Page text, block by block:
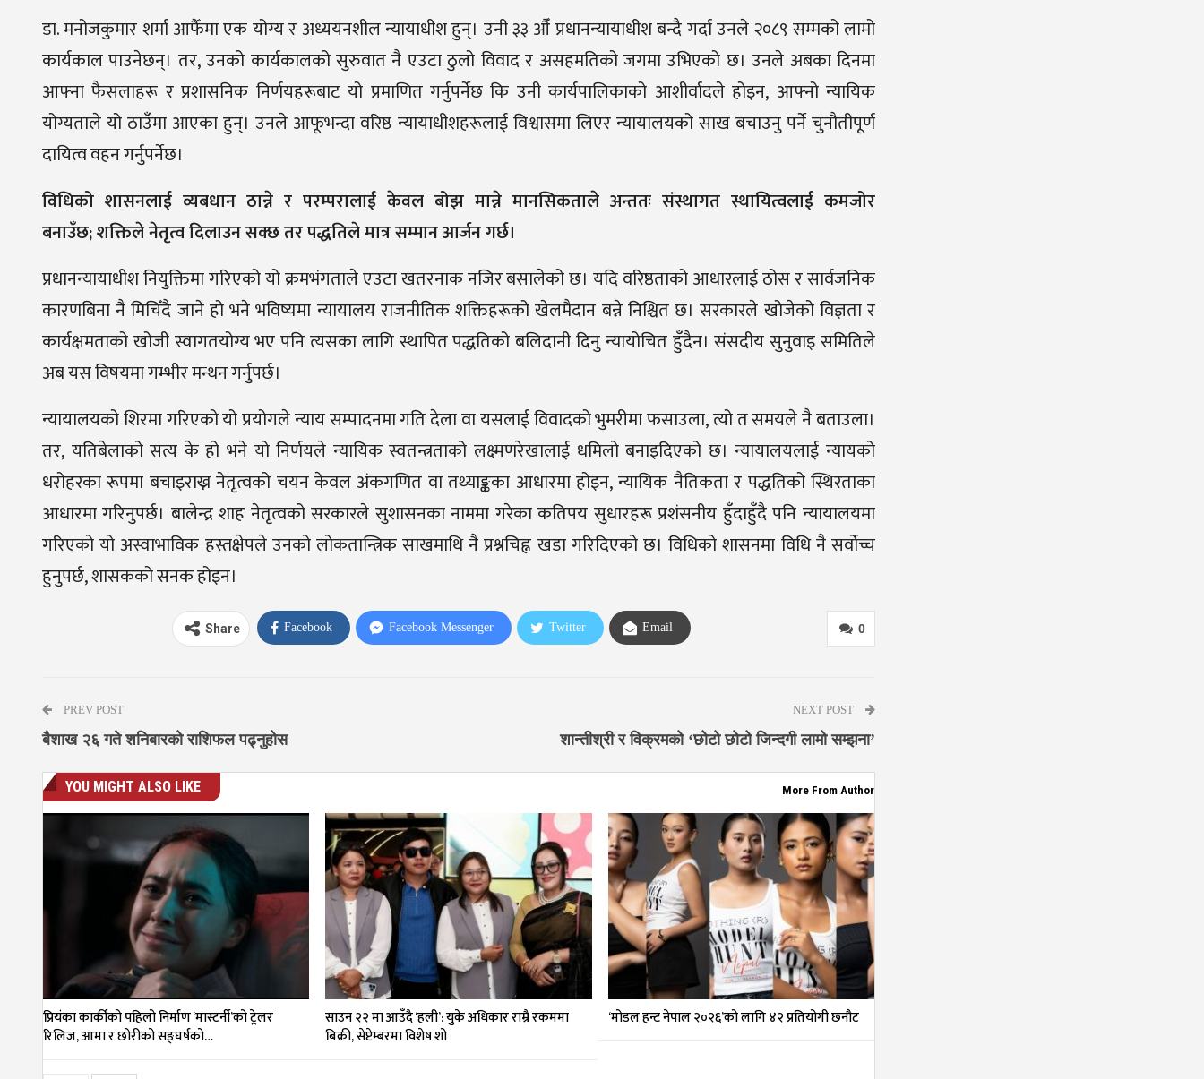
डा. मनोजकुमार शर्मा आफैँमा एक योग्य र अध्ययनशील न्यायाधीश हुन्। उनी ३३ औँ प्रधानन्यायाधीश बन्दै गर्दा उनले २०८९ सम्मको लामो
कार्यकाल पाउनेछन्। तर,उनको कार्यकालको सुरुवात नै एउटा ठुलो विवाद र असहमतिको जगमा उभिएको छ। उनले अबका दिनमा
आफ्ना फैसलाहरू र प्रशासनिक निर्णयहरूबाट यो प्रमाणित गर्नुपर्नेछ कि उनी कार्यपालिकाको आशीर्वादले होइन, आफ्नो न्यायिक
योग्यताले यो ठाउँमा आएका हुन्। उनले आफूभन्दा वरिष्ठ न्यायाधीशहरूलाई विश्वासमा लिएर न्यायालयको साख बचाउनु पर्ने चुनौतीपूर्ण
दायित्व वहन गर्नुपर्नेछ।
विधिको शासनलाई व्यबधान ठान्ने र परम्परालाई केवल बोझ मान्ने मानसिकताले अन्ततः संस्थागत स्थायित्वलाई कमजोर
बनाउँछ;शक्तिले नेतृत्व दिलाउन सक्छ तर पद्धतिले मात्र सम्मान आर्जन गर्छ।
प्रधानन्यायाधीश नियुक्तिमा गरिएको यो क्रमभंगताले एउटा खतरनाक नजिर बसालेको छ। यदि वरिष्ठताको आधारलाई ठोस र सार्वजनिक
कारणबिना नै मिचिँदै जाने हो भने भविष्यमा न्यायालय राजनीतिक शक्तिहरूको खेलमैदान बन्ने निश्चित छ। सरकारले खोजेको विज्ञता र
कार्यक्षमताको खोजी स्वागतयोग्य भए पनि त्यसका लागि स्थापित पद्धतिको बलिदानी दिनु न्यायोचित हुँदैन। संसदीय सुनुवाइ समितिले
अब यस विषयमा गम्भीर मन्थन गर्नुपर्छ।
न्यायालयको शिरमा गरिएको यो प्रयोगले न्याय सम्पादनमा गति देला वा यसलाई विवादको भुमरीमा फसाउला,त्यो त समयले नै बताउला।
तर, यतिबेलाको सत्य के हो भने यो निर्णयले न्यायिक स्वतन्त्रताको लक्ष्मणरेखालाई धमिलो बनाइदिएको छ। न्यायालयलाई न्यायको
धरोहरका रूपमा बचाइराख्न नेतृत्वको चयन केवल अंकगणित वा तथ्याङ्कका आधारमा होइन,न्यायिक नैतिकता र पद्धतिको स्थिरताका
आधारमा गरिनुपर्छ। बालेन्द्र शाह नेतृत्वको सरकारले सुशासनका नाममा गरेका कतिपय सुधारहरू प्रशंसनीय हुँदाहुँदै पनि न्यायालयमा
गरिएको यो अस्वाभाविक हस्तक्षेपले उनको लोकतान्त्रिक साखमाथि नै प्रश्नचिह्न खडा गरिदिएको छ। विधिको शासनमा विधि नै सर्वोच्च
हुनुपर्छ,शासकको सनक होइन।
0
Share Facebook Facebook Messenger Twitter Email
PREV POST
बैशाख २६ गते शनिबारको राशिफल पढ्नुहोस
NEXT POST
शान्तीश्री र विक्रमको ‘छोटो छोटो जिन्दगी लामो सम्झना’
YOU MIGHT ALSO LIKE More From Author
प्रियंका कार्कीको पहिलो निर्माण ‘मास्टर्नी’को ट्रेलर
रिलिज, आमा र छोरीको सङ्घर्षको…
साउन २२ मा आउँदै ‘हली’: युके अधिकार राम्रै रकममा
बिक्री, सेप्टेम्बरमा विशेष शो
‘मोडल हन्ट नेपाल २०२६’को लागि ४२ प्रतियोगी छनौट